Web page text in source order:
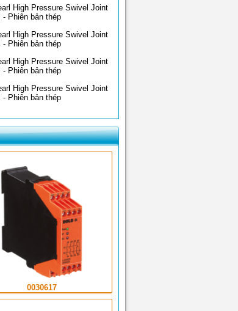
High Pressure Swivel Joint
Phiên bản thép
High Pressure Swivel Joint
Phiên bản thép
High Pressure Swivel Joint
Phiên bản thép
High Pressure Swivel Joint
Phiên bản thép
0030617